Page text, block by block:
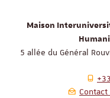
Maison
5 allée du Général